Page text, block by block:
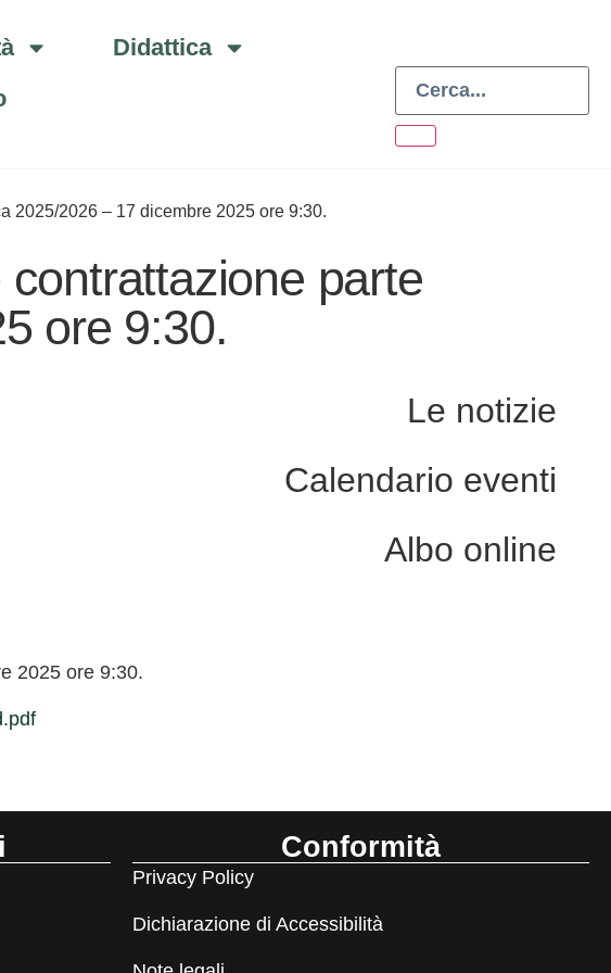
Didattica
2025/2026 – 17 dicembre 2025 ore 9:30.
parte
ore 9:30.
Le notizie
Calendario eventi
Albo online
2025 ore 9:30.
Conformità
Privacy Policy
Dichiarazione di Accessibilità